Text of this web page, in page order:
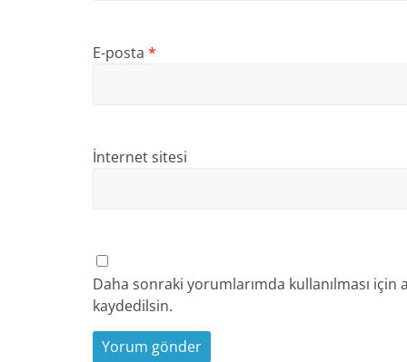
E-posta *
İnternet sitesi
Daha sonraki yorumlarımda kullanılması için
kaydedilsin.